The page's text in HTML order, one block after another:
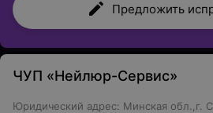
Предложить
ЧУП «Нейлюр-Сервис»
Юридический адрес: Минская обл.,г.